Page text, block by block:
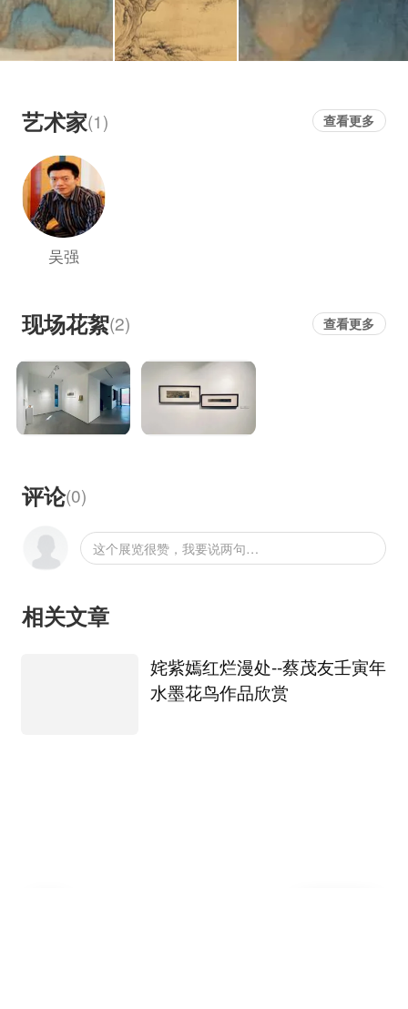
艺术家(1) 查看更多
吴强
现场花絮(2) 查看更多
评论(0)
这个展览很赞，我要说两句…
相关文章
姹紫嫣红烂漫处--蔡茂友壬寅年
水墨花鸟作品欣赏